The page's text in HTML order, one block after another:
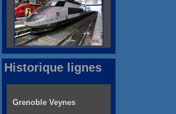
Historique lignes
Grenoble Veynes